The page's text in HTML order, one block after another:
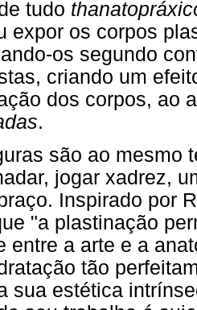
tudo
expor os corpos
os segundo
criando um
dos corpos, ao
.
são ao mesmo
jogar xadrez,
Inspirado por
"a plastinação
entre a arte e a
tão
sua estética